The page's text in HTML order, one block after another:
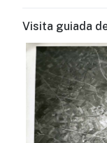
Visita guiada